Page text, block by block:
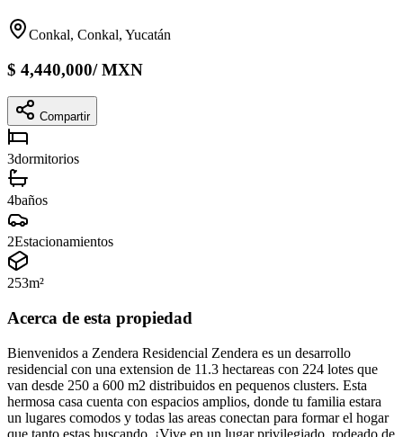
Conkal, Conkal, Yucatán
$ 4,440,000/MXN
Compartir
3dormitorios
4baños
2Estacionamientos
253m²
Acerca de esta propiedad
Bienvenidos a Zendera Residencial Zendera es un desarrollo
residencial con una extension de 11.3 hectareas con 224 lotes que
van desde 250 a 600 m2 distribuidos en pequenos clusters. Esta
hermosa casa cuenta con espacios amplios, donde tu familia estara
un lugares comodos y todas las areas conectan para formar el hogar
que tanto estas buscando. ¡Vive en un lugar privilegiado, rodeado de